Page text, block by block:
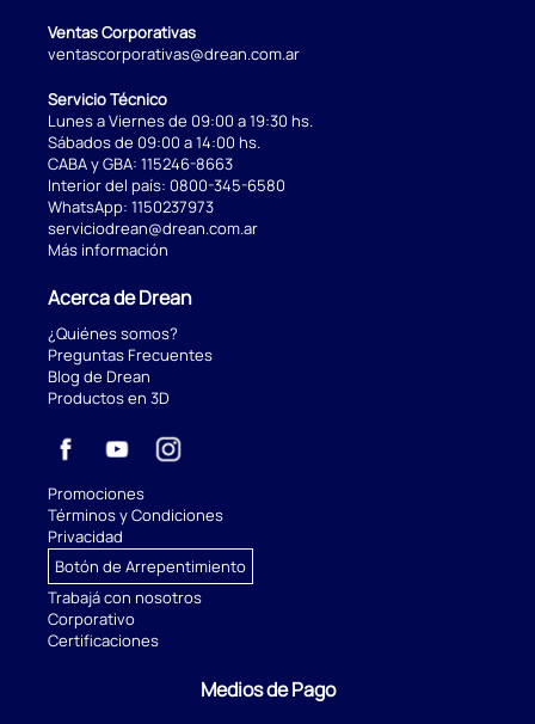
Ventas Corporativas
ventascorporativas@drean.com.ar
Servicio Técnico
Lunes a Viernes de 09:00 a 19:30 hs.
Sábados de 09:00 a 14:00 hs.
CABA y GBA: 115246-8663
Interior del país: 0800-345-6580
WhatsApp: 1150237973
serviciodrean@drean.com.ar
Más información
Acerca de Drean
¿Quiénes somos?
Preguntas Frecuentes
Blog de Drean
Productos en 3D
Promociones
Términos y Condiciones
Privacidad
Botón de Arrepentimiento
Trabajá con nosotros
Corporativo
Certificaciones
Medios de Pago